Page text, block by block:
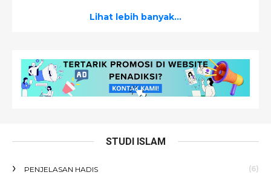
Lihat lebih banyak...
STUDI ISLAM
PENJELASAN HADIS (6)